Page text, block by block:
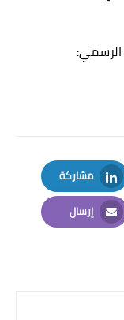
الرسمي:
مشاركة
LinkedIn
إرسال
Email